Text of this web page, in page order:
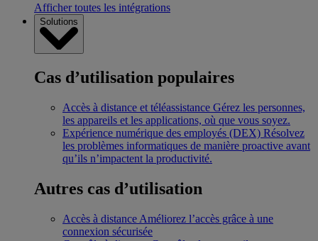
Afficher toutes les intégrations
Solutions
Cas d’utilisation populaires
Accès à distance et téléassistance Gérez les personnes,
les appareils et les applications, où que vous soyez.
Expérience numérique des employés (DEX) Résolvez
les problèmes informatiques de manière proactive avant
qu’ils n’impactent la productivité.
Autres cas d’utilisation
Accès à distance Améliorez l’accès grâce à une
connexion sécurisée